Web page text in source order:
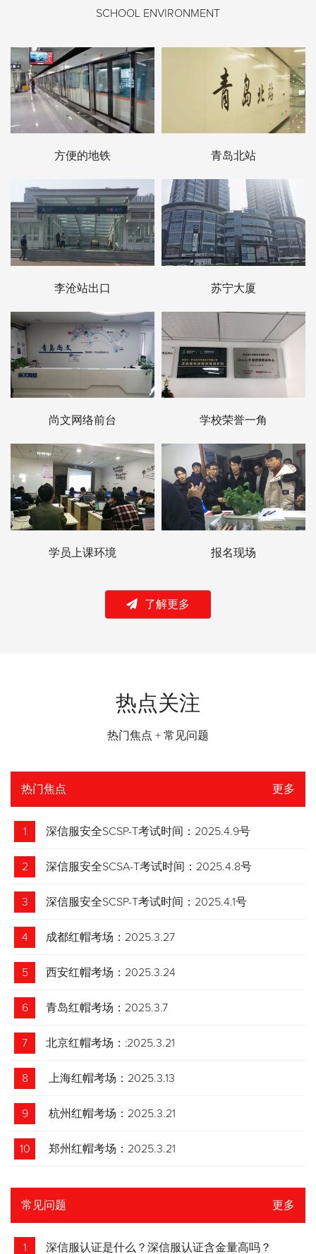
SCHOOL ENVIRONMENT
方便的地铁 青岛北站
李沧站出口 苏宁大厦
尚文网络前台 学校荣誉一角
学员上课环境 报名现场
了解更多
热点关注
热门焦点 + 常见问题
热门焦点 更多
1 深信服安全SCSP-T考试时间：2025.4.9号
2 深信服安全SCSA-T考试时间：2025.4.8号
3 深信服安全SCSP-T考试时间：2025.4.1号
4 成都红帽考场：2025.3.27
5 西安红帽考场：2025.3.24
6 青岛红帽考场：2025.3.7
7 北京红帽考场：:2025.3.21
8 上海红帽考场：2025.3.13
9 杭州红帽考场：2025.3.21
10 郑州红帽考场：2025.3.21
常见问题 更多
1 深信服认证是什么？深信服认证含金量高吗？